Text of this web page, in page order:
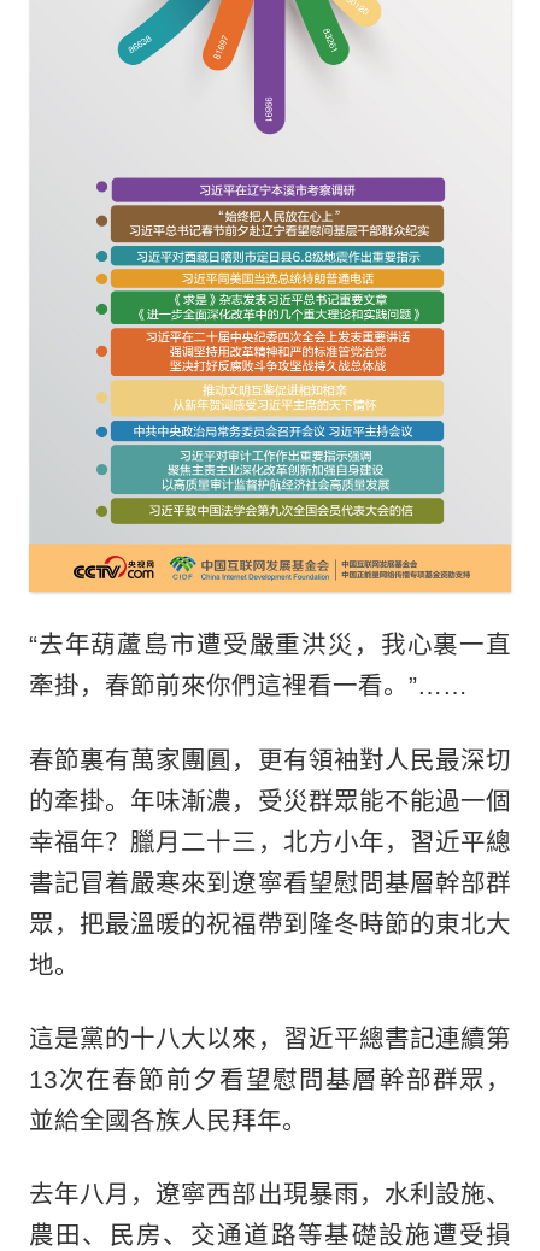
“去年葫蘆島市遭受嚴重洪災，我心裏一直
牽掛，春節前來你們這裡看一看。”……
春節裏有萬家團圓，更有領袖對人民最深切
的牽掛。年味漸濃，受災群眾能不能過一個
幸福年？臘月二十三，北方小年，習近平總
書記冒着嚴寒來到遼寧看望慰問基層幹部群
眾，把最溫暖的祝福帶到隆冬時節的東北大
地。
這是黨的十八大以來，習近平總書記連續第
13次在春節前夕看望慰問基層幹部群眾，
並給全國各族人民拜年。
去年八月，遼寧西部出現暴雨，水利設施、
農田、民房、交通道路等基礎設施遭受損